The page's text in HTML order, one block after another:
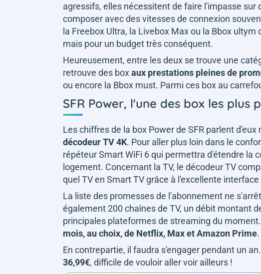
agressifs, elles nécessitent de faire l'impasse
composer avec des vitesses de connexion
la Freebox Ultra, la Livebox Max ou la Bbox
mais pour un budget très conséquent.
Heureusement, entre les deux se trouve une
retrouve des boxaux prestations pleines de
ou encore la Bbox must. Parmi ces box au
SFR Power, l'une des box les plus
Les chiffres de la box Power de SFR parlent d'eux
décodeur TV 4K. Pour aller plus loin dans le
répéteur Smart WiFi 6 qui permettra d'étendre la
logement. Concernant la TV, le décodeur TV
quel TV en Smart TV grâce à l'excellente
La liste des promesses de l'abonnement ne
également 200 chaînes de TV, un débit montant
principales plateformes de streaming du
mois, au choix, de Netflix, Max et Amazon Prime.
En contrepartie, il faudra s'engager pendant un
36,99€, difficile de vouloir aller voir ailleurs !